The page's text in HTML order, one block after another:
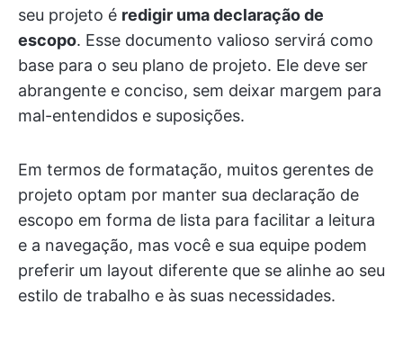
seu projeto é redigir uma declaração de
escopo. Esse documento valioso servirá como
base para o seu plano de projeto. Ele deve ser
abrangente e conciso, sem deixar margem para
mal-entendidos e suposições.
Em termos de formatação, muitos gerentes de
projeto optam por manter sua declaração de
escopo em forma de lista para facilitar a leitura
e a navegação, mas você e sua equipe podem
preferir um layout diferente que se alinhe ao seu
estilo de trabalho e às suas necessidades.